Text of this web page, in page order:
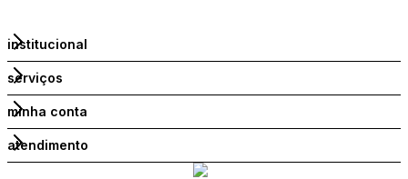
institucional
serviços
minha conta
atendimento